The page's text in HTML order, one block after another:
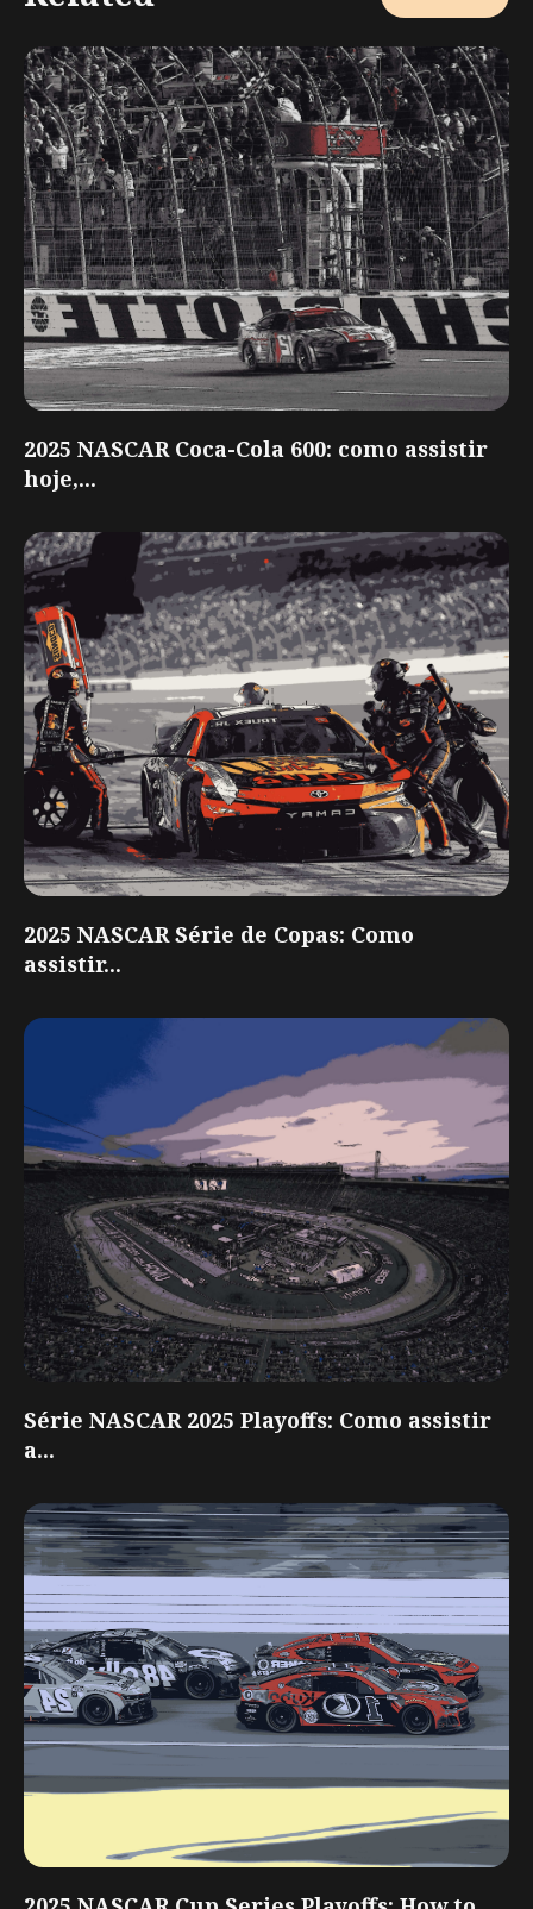
2025 NASCAR Coca-Cola 600: como assistir
hoje,...
2025 NASCAR Série de Copas: Como
assistir...
Série NASCAR 2025 Playoffs: Como assistir
a...